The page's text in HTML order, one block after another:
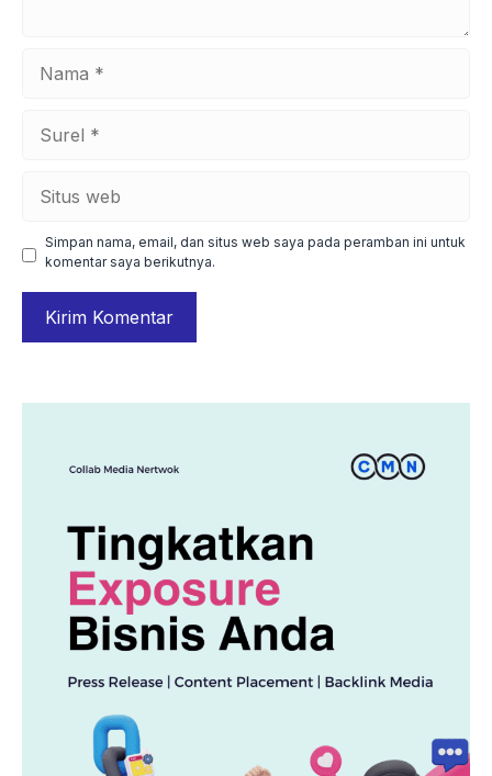
Simpan nama, email, dan situs web saya pada peramban ini untuk
komentar saya berikutnya.